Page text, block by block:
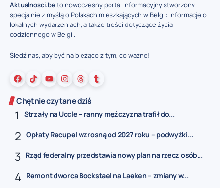
Aktualnosci.beto nowoczesny portal informacyjny stworzony
specjalnie z myślą o Polakach mieszkających w Belgii: informacje o
lokalnych wydarzeniach, a także treści dotyczące życia
codziennego w Belgii.
Śledź nas, aby być na bieżąco z tym, co ważne!
Chętnie czytane dziś
Strzały na Uccle – ranny mężczyzna trafił do...
Opłaty Recupel wzrosną od 2027 roku – podwyżki...
Rząd federalny przedstawia nowy plan na rzecz osób...
Remont dworca Bockstael na Laeken – zmiany w...